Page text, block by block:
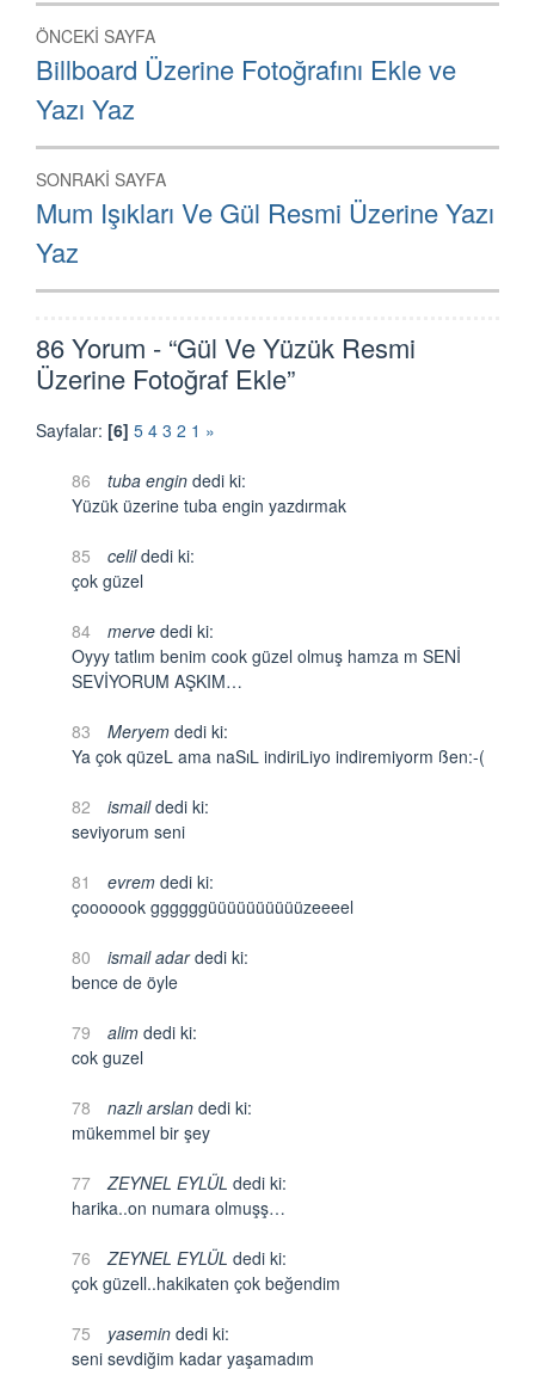
Yazı
dolaşımı
ÖNCEKI SAYFA
Önceki
Sayfa:
Billboard Üzerine Fotoğrafını Ekle ve
Yazı Yaz
SONRAKI SAYFA
Sonraki
Sayfa:
Mum Işıkları Ve Gül Resmi Üzerine Yazı
Yaz
86 Yorum - “Gül Ve Yüzük Resmi
Üzerine Fotoğraf Ekle”
Sayfalar: [6] 5 4 3 2 1 »
86 tuba engin dedi ki:
Yüzük üzerine tuba engin yazdırmak
85 celildedi ki:
çok güzel
84 merve dedi ki:
Oyyy tatlım benim cook güzel olmuş hamza m SENİ
SEVİYORUM AŞKIM…
83 Meryem dedi ki:
Ya çok qüzeL ama naSıL indiriLiyo indiremiyorm ßen:-(
82 ismaildedi ki:
seviyorum seni
81 evrem dedi ki:
çooooook ggggggüüüüüüüüüüzeeeel
80 ismail adardedi ki:
bence de öyle
79 alim dedi ki:
cok guzel
78 nazlı arslan dedi ki:
mükemmel bir şey
77 ZEYNEL EYLÜL dedi ki:
harika..on numara olmuşş…
76 ZEYNEL EYLÜL dedi ki:
çok güzell..hakikaten çok beğendim
75 yasemin dedi ki:
seni sevdiğim kadar yaşamadım